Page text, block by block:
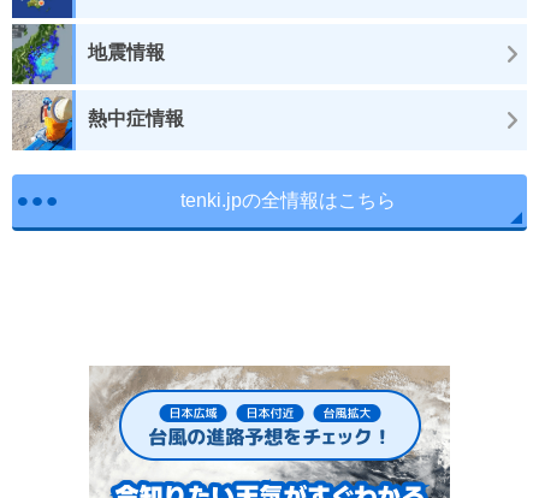
地震情報
熱中症情報
tenki.jpの全情報はこちら